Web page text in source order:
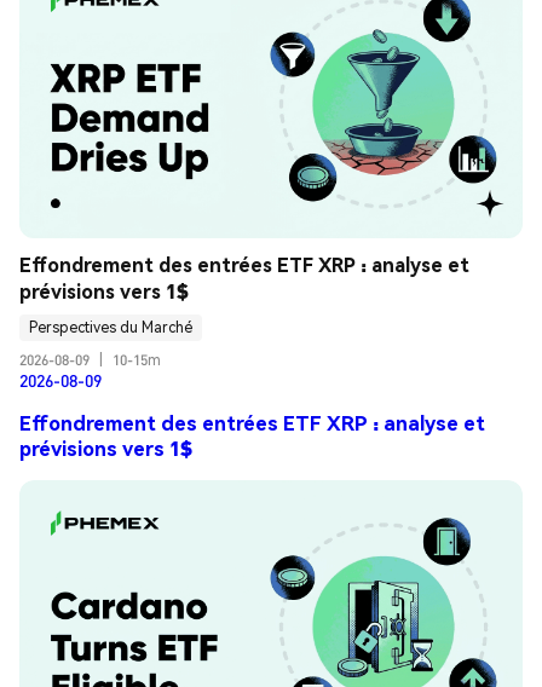
Effondrement des entrées ETF XRP : analyse et
prévisions vers 1$
Perspectives du Marché
2026-08-09
10-15m
2026-08-09
Effondrement des entrées ETF XRP : analyse et
prévisions vers 1$